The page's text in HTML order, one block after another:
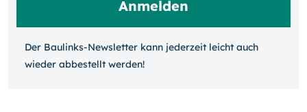
Der Baulinks-Newsletter kann jeder­zeit leicht auch
wieder ab­bestellt werden!